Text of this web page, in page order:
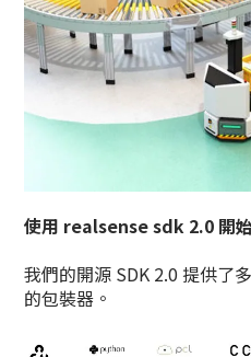
使用 realsense sdk 2.0 開
我們的開源 SDK 2.0 提供了
的包裝器。